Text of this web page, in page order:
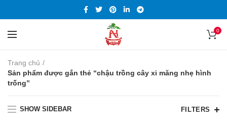
0
Trang chủ
Sản phẩm được gắn thẻ “chậu trồng cây xi măng nhẹ hình
trống”
SHOW SIDEBAR FILTERS